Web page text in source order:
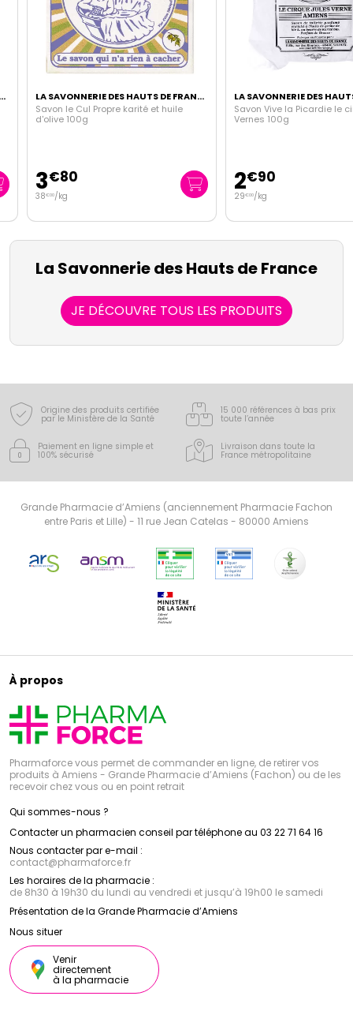
LA SAVONNERIE DES HAUTS DE FRANCE
Savon le Cul Propre karité et huile
d'olive 100g
€80
00 /kg
Savon Vive la Picardie le
Vernes 100g
€90
00 /kg
La Savonnerie des Hauts de France
JE DÉCOUVRE TOUS LES PRODUITS
Origine des produits certifiée
par le Ministère de la Santé
15 000 références à bas prix
toute l’année
Paiement en ligne simple et
100% sécurisé
Livraison dans toute la
France métropolitaine
Grande Pharmacie d’Amiens (anciennement Pharmacie Fachon
entre Paris et Lille) - 11 rue Jean Catelas - 80000 Amiens
À propos
Pharmaforce vous permet de commander en ligne, de retirer vos
produits à Amiens - Grande Pharmacie d’Amiens (Fachon) ou de les
recevoir chez vous ou en point retrait
Qui sommes-nous ?
Contacter un pharmacien conseil par téléphone au 03 22 71 64 16
Nous contacter par e-mail :
contact@pharmaforce.fr
Les horaires de la pharmacie :
de 8h30 à 19h30 du lundi au vendredi et jusqu’à 19h00 le samedi
Présentation de la Grande Pharmacie d’Amiens
Nous situer
Venir
directement
à la pharmacie